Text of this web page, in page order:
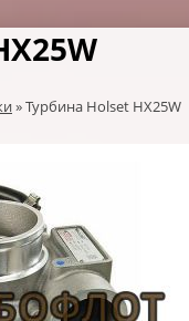
»Турбина Holset HX25W